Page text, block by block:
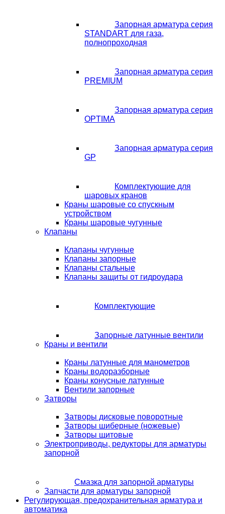
Запорная арматура серия
STANDART для газа,
полнопроходная
Запорная арматура серия
PREMIUM
Запорная арматура серия
OPTIMA
Запорная арматура серия
GP
Комплектующие для
шаровых кранов
Краны шаровые со спускным
устройством
Краны шаровые чугунные
Клапаны
Клапаны чугунные
Клапаны запорные
Клапаны стальные
Клапаны защиты от гидроудара
Комплектующие
Запорные латунные вентили
Краны и вентили
Краны латунные для манометров
Краны водоразборные
Краны конусные латунные
Вентили запорные
Затворы
Затворы дисковые поворотные
Затворы шиберные (ножевые)
Затворы щитовые
Электроприводы, редукторы для арматуры
запорной
Смазка для запорной арматуры
Запчасти для арматуры запорной
Регулирующая, предохранительная арматура и
автоматика